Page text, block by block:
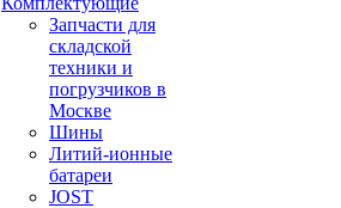
Запчасти для
складской
техники и
погрузчиков в
Москве
Шины
Литий-ионные
батареи
JOST